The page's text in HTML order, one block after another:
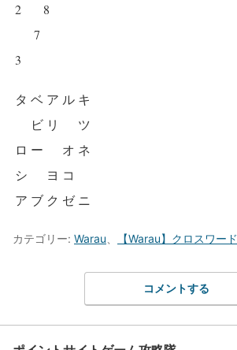
2
8
7
3
タ ベ ア ル キ
ビ リ
ツ
ロ ー オ ネ
シ
ヨ コ
ア ブ ク ゼ ニ
カテゴリー: Warau 【Warau】クロスワード
コメントする